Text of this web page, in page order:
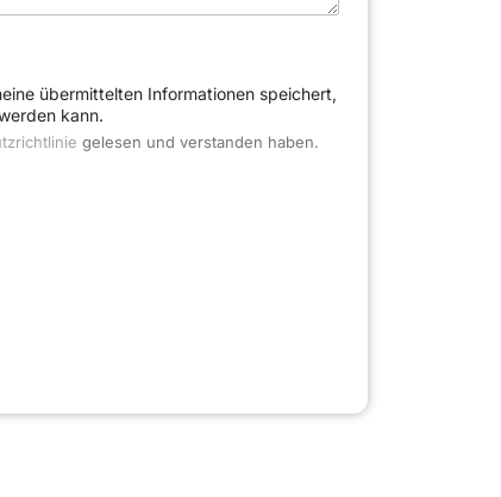
übermittelten Informationen speichert,
kann.
gelesen und verstanden haben.